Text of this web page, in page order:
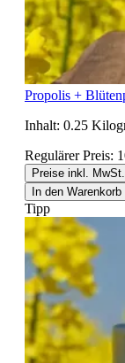
Propolis +
Inhalt: 0.25
Regulärer Preis:
Preise inkl.
In den Warenkorb
Tipp